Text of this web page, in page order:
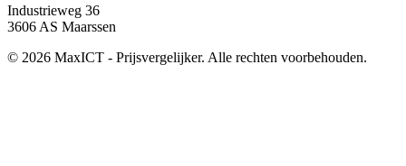
Industrieweg 36
3606 AS Maarssen
© 2026 MaxICT - Prijsvergelijker. Alle rechten voorbehouden.